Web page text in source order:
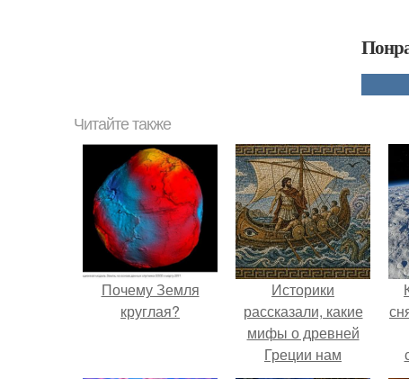
Читайте также
Почему Земля
круглая?
Историки
рассказали, какие
мифы о древней
Греции нам